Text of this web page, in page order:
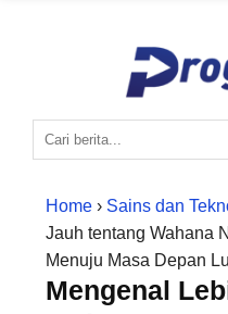
Home › Sains dan
Jauh tentang Wahana
Menuju Masa Depan
Mengenal